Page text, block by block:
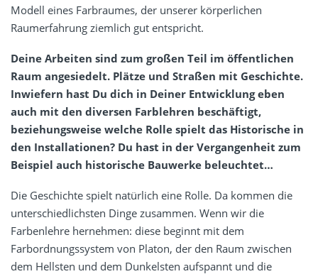
Modell eines Farbraumes, der unserer körperlichen
Raumerfahrung ziemlich gut entspricht.
Deine Arbeiten sind zum großen Teil im öffentlichen
Raum angesiedelt. Plätze und Straßen mit Geschichte.
Inwiefern hast Du dich in Deiner Entwicklung eben
auch mit den diversen Farblehren beschäftigt,
beziehungsweise welche Rolle spielt das Historische in
den Installationen? Du hast in der Vergangenheit zum
Beispiel auch historische Bauwerke beleuchtet…
Die Geschichte spielt natürlich eine Rolle. Da kommen die
unterschiedlichsten Dinge zusammen. Wenn wir die
Farbenlehre hernehmen: diese beginnt mit dem
Farbordnungssystem von Platon, der den Raum zwischen
dem Hellsten und dem Dunkelsten aufspannt und die